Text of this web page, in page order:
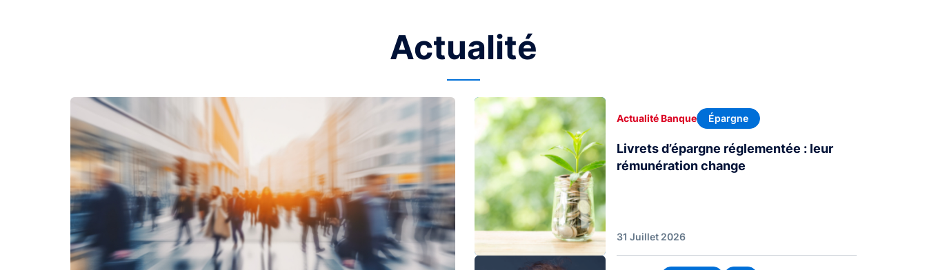
Actualité
Image Image
Actualité Banque Épargne
Livrets d’épargne réglementée : leur
rémunération change
31 Juillet 2026